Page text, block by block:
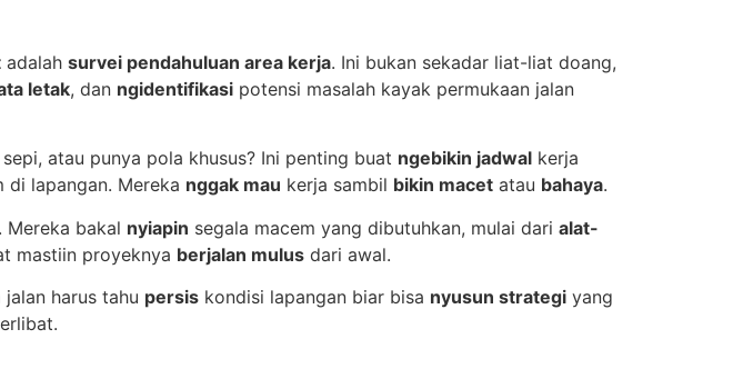
adalah survei pendahuluan area kerja. Ini bukan sekadar liat-liat doang,
letak, dan ngidentifikasi potensi masalah kayak permukaan jalan
atau punya pola khusus? Ini penting buat ngebikin jadwal kerja
di lapangan. Mereka nggak mau kerja sambil bikin macet atau bahaya.
Mereka bakal nyiapin segala macem yang dibutuhkan, mulai dari alat-
mastiin proyeknya berjalan mulus dari awal.
harus tahu persis kondisi lapangan biar bisa nyusun strategi yang